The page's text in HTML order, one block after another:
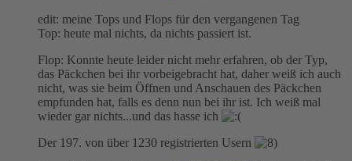
edit: meine Tops und Flops für den vergangenen Tag
Top: heute mal nichts, da nichts passiert ist.
Flop: Konnte heute leider nicht mehr erfahren, ob der Typ,
das Päckchen bei ihr vorbeigebracht hat, daher weiß ich auch
nicht, was sie beim Öffnen und Anschauen des Päckchen
empfunden hat, falls es denn nun bei ihr ist. Ich weiß mal
wieder gar nichts...und das hasse ich
Der 197. von über 1230 registrierten Usern